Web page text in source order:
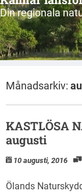
Din regionala
Månadsarkiv:
KASTLÖSA
augusti
10 augusti, 2016
Ölands